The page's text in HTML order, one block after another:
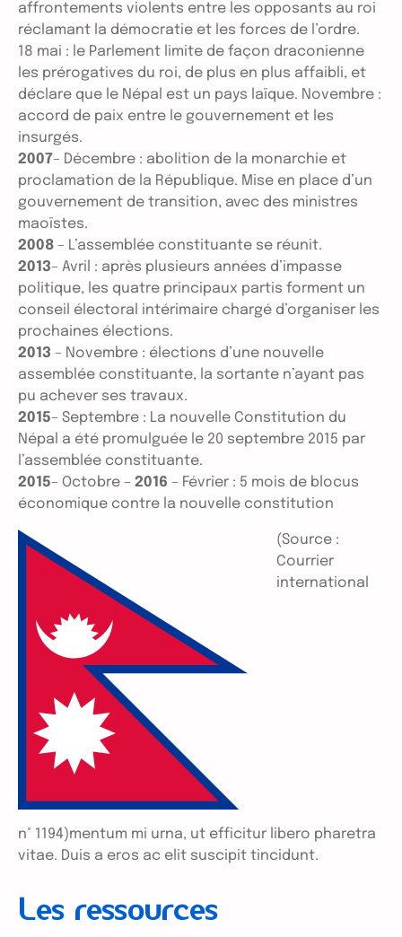
affrontements violents entre les opposants au roi
réclamant la démocratie et les forces de l’ordre.
18 mai : le Parlement limite de façon draconienne
les prérogatives du roi, de plus en plus affaibli, et
déclare que le Népal est un pays laïque. Novembre :
accord de paix entre le gouvernement et les
insurgés.
2007– Décembre : abolition de la monarchie et
proclamation de la République. Mise en place d’un
gouvernement de transition, avec des ministres
maoïstes.
2008 – L’assemblée constituante se réunit.
2013– Avril : après plusieurs années d’impasse
politique, les quatre principaux partis forment un
conseil électoral intérimaire chargé d’organiser les
prochaines élections.
2013 – Novembre : élections d’une nouvelle
assemblée constituante, la sortante n’ayant pas
pu achever ses travaux.
2015– Septembre : La nouvelle Constitution du
Népal a été promulguée le 20 septembre 2015 par
l’assemblée constituante.
2015– Octobre – 2016 – Février : 5 mois de blocus
économique contre la nouvelle constitution
(Source :
Courrier
international
n° 1194)mentum mi urna, ut efficitur libero pharetra
vitae. Duis a eros ac elit suscipit tincidunt.
Les ressources